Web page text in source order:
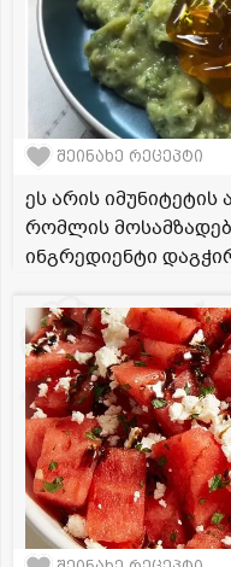
შეინახე რეცეპტი
ეს არის
რომლის
ინგრედიენტი